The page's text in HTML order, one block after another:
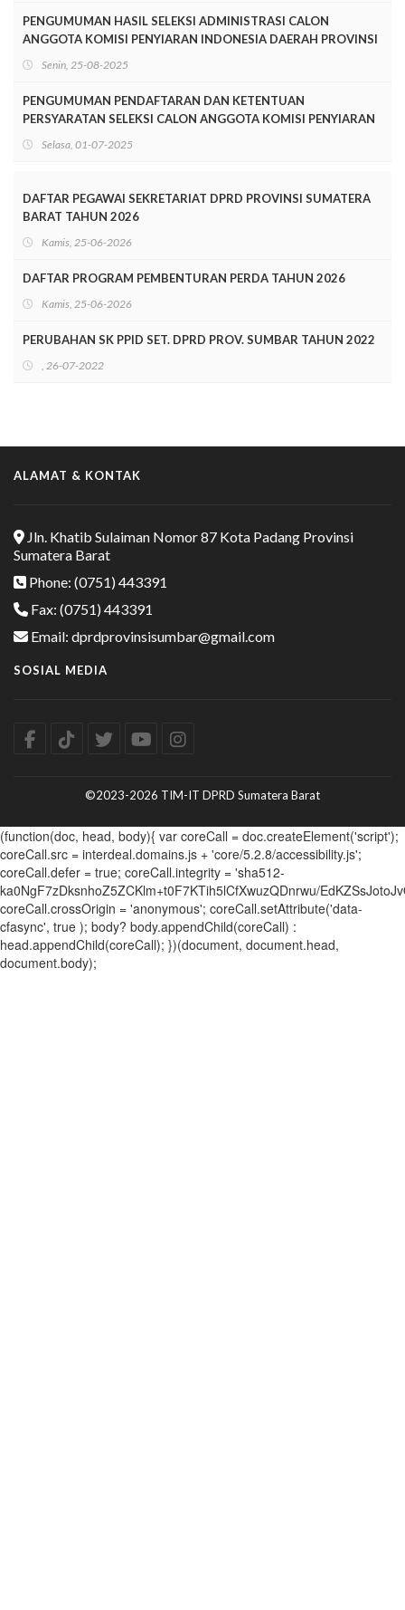
PENGUMUMAN HASIL SELEKSI ADMINISTRASI CALON
ANGGOTA KOMISI PENYIARAN INDONESIA DAERAH PROVINSI
SUMATERA BARAT PERIODE 2025-2028
Senin, 25-08-2025
PENGUMUMAN PENDAFTARAN DAN KETENTUAN
PERSYARATAN SELEKSI CALON ANGGOTA KOMISI PENYIARAN
INDONESIA DAERAH SUMATERA BARAT MASA JABATAN
TAHUN 2025-2028
Selasa, 01-07-2025
DAFTAR PEGAWAI SEKRETARIAT DPRD PROVINSI SUMATERA
BARAT TAHUN 2026
Kamis, 25-06-2026
DAFTAR PROGRAM PEMBENTURAN PERDA TAHUN 2026
Kamis, 25-06-2026
PERUBAHAN SK PPID SET. DPRD PROV. SUMBAR TAHUN 2022
, 26-07-2022
ALAMAT & KONTAK
Jln. Khatib Sulaiman Nomor 87 Kota Padang Provinsi
Sumatera Barat
Phone: (0751) 443391
Fax: (0751) 443391
Email: dprdprovinsisumbar@gmail.com
SOSIAL MEDIA
©2023-2026 TIM-IT DPRD Sumatera Barat
(function(doc, head, body){ var coreCall = doc.createElement('script');
coreCall.src = interdeal.domains.js + 'core/5.2.8/accessibility.js';
coreCall.defer = true; coreCall.integrity = 'sha512-
ka0NgF7zDksnhoZ5ZCKlm+t0F7KTih5lCfXwuzQDnrwu/
coreCall.crossOrigin = 'anonymous'; coreCall.setAttribute('data-
cfasync', true ); body? body.appendChild(coreCall) :
head.appendChild(coreCall); })(document, document.head,
document.body);